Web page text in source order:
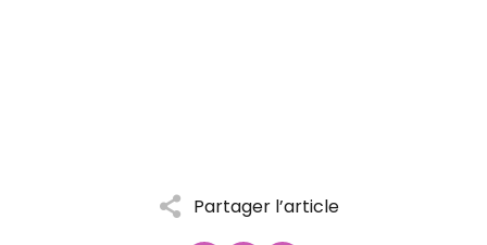
Partager l’article